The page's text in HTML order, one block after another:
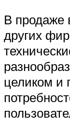
В продаже
других
целиком и